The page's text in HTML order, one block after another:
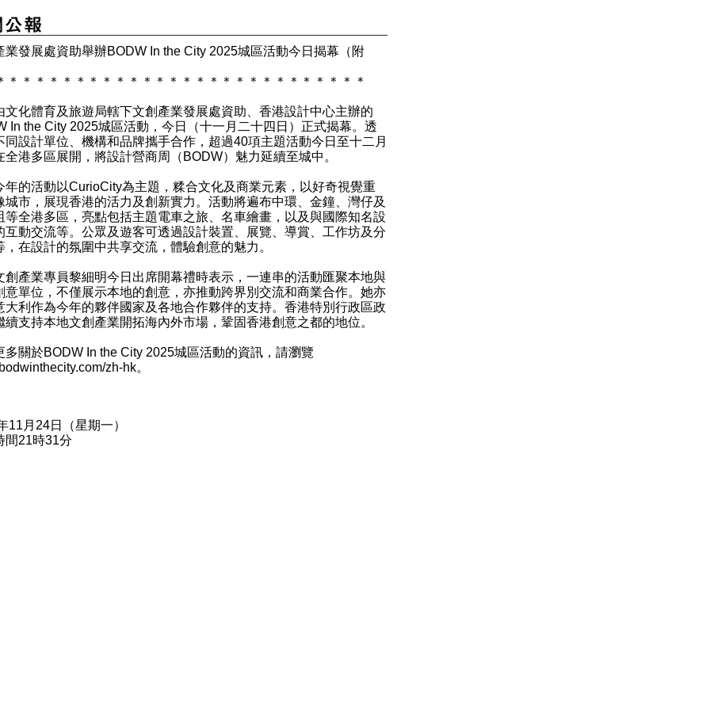
業發展處資助舉辦BODW In the City 2025城區活動今日揭幕（附
＊ ＊ ＊ ＊ ＊ ＊ ＊ ＊ ＊ ＊ ＊ ＊ ＊ ＊ ＊ ＊ ＊ ＊ ＊ ＊ ＊ ＊ ＊ ＊ ＊ ＊ ＊
體育及旅遊局轄下文創產業發展處資助、香港設計中心主辦的
In the City 2025城區活動，今日（十一月二十四日）正式揭幕。透
同設計單位、機構和品牌攜手合作，超過40項主題活動今日至十二月
全港多區展開，將設計營商周（BODW）魅力延續至城中。
活動以CurioCity為主題，糅合文化及商業元素，以好奇視覺重
城市，展現香港的活力及創新實力。活動將遍布中環、金鐘、灣仔及
等全港多區，亮點包括主題電車之旅、名車繪畫，以及與國際知名設
互動交流等。公眾及遊客可透過設計裝置、展覽、導賞、工作坊及分
，在設計的氛圍中共享交流，體驗創意的魅力。
業專員黎細明今日出席開幕禮時表示，一連串的活動匯聚本地與
意單位，不僅展示本地的創意，亦推動跨界別交流和商業合作。她亦
大利作為今年的夥伴國家及各地合作夥伴的支持。香港特別行政區政
續支持本地文創產業開拓海內外市場，鞏固香港創意之都的地位。
於BODW In the City 2025城區活動的資訊，請瀏覽
zh-hk。
11月24日（星期一）
間21時31分